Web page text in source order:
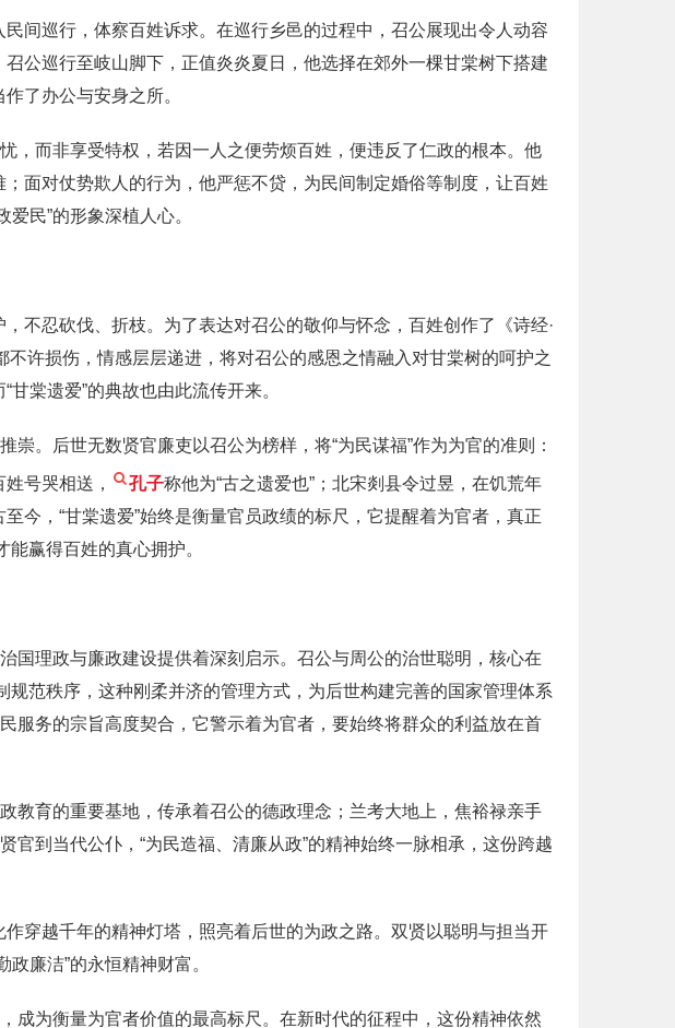
间巡行，体察百姓诉求。在巡行乡邑的过程中，召公展现出令人动容
公巡行至岐山脚下，正值炎炎夏日，他选择在郊外一棵甘棠树下搭建
了办公与安身之所。
，而非享受特权，若因一人之便劳烦百姓，便违反了仁政的根本。他
面对仗势欺人的行为，他严惩不贷，为民间制定婚俗等制度，让百姓
民”的形象深植人心。
不忍砍伐、折枝。为了表达对召公的敬仰与怀念，百姓创作了《诗经·
不许损伤，情感层层递进，将对召公的感恩之情融入对甘棠树的呵护之
棠遗爱”的典故也由此流传开来。
。后世无数贤官廉吏以召公为榜样，将“为民谋福”作为为官的准则：
号哭相送， 孔子称他为“古之遗爱也”；北宋剡县令过昱，在饥荒年
今，“甘棠遗爱”始终是衡量官员政绩的标尺，它提醒着为官者，真正
能赢得百姓的真心拥护。
国理政与廉政建设提供着深刻启示。召公与周公的治世聪明，核心在
规范秩序，这种刚柔并济的管理方式，为后世构建完善的国家管理体系
服务的宗旨高度契合，它警示着为官者，要始终将群众的利益放在首
教育的重要基地，传承着召公的德政理念；兰考大地上，焦裕禄亲手
到当代公仆，“为民造福、清廉从政”的精神始终一脉相承，这份跨越
穿越千年的精神灯塔，照亮着后世的为政之路。双贤以聪明与担当开
廉洁”的永恒精神财富。
成为衡量为官者价值的最高标尺。在新时代的征程中，这份精神依然